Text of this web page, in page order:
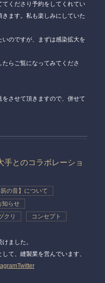
くださり予約をしてくれてい
ます。私も楽しみにしていた
いのですが、まずは感染拡大を
らご覧になってみてくださ
させて頂きますので、併せて
手とのコラボレーショ
の音】について
知らせ
クリ
コンセプト
ました。
て、縫製業を営んでいます、
Twitter